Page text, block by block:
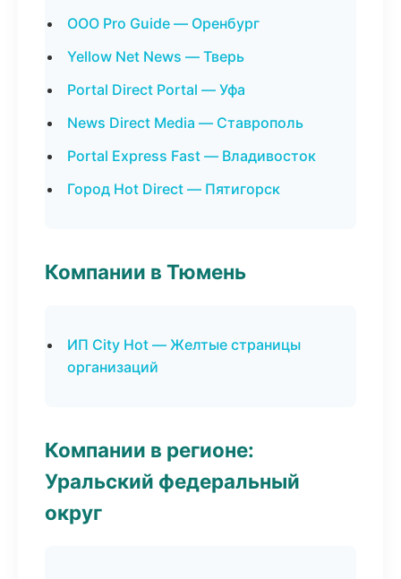
ООО Pro Guide — Оренбург
Yellow Net News — Тверь
Portal Direct Portal — Уфа
News Direct Media — Ставрополь
Portal Express Fast — Владивосток
Город Hot Direct — Пятигорск
Компании в Тюмень
ИП City Hot — Желтые страницы
организаций
Компании в регионе:
Уральский федеральный
округ